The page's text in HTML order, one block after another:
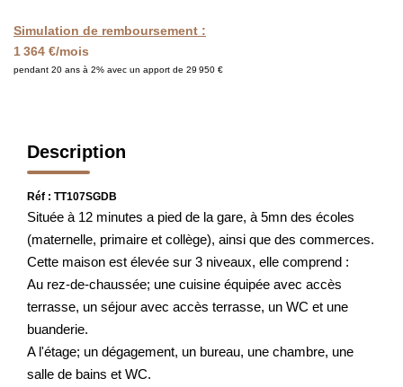
Simulation de remboursement :
1 364 €/mois
pendant 20 ans à 2% avec un apport de 29 950 €
Description
Réf : TT107SGDB
Située à 12 minutes a pied de la gare, à 5mn des écoles
(maternelle, primaire et collège), ainsi que des commerces.
Cette maison est élevée sur 3 niveaux, elle comprend :
Au rez-de-chaussée; une cuisine équipée avec accès
terrasse, un séjour avec accès terrasse, un WC et une
buanderie.
A l'étage; un dégagement, un bureau, une chambre, une
salle de bains et WC.